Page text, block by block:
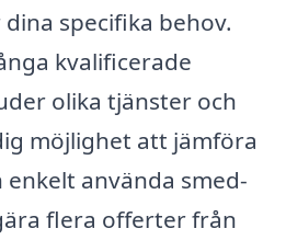
specifika behov.
kvalificerade
olika tjänster och
möjlighet att jämföra
använda smed-
flera offerter från